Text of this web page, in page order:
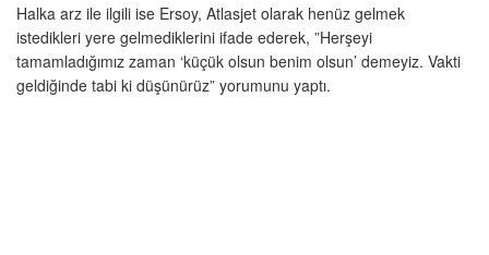
Halka arz ile ilgili ise Ersoy, Atlasjet olarak henüz gelmek
istedikleri yere gelmediklerini ifade ederek, ”Herşeyi
tamamladığımız zaman ‘küçük olsun benim olsun’ demeyiz. Vakti
geldiğinde tabi ki düşünürüz” yorumunu yaptı.